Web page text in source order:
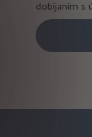
dobíjaním s